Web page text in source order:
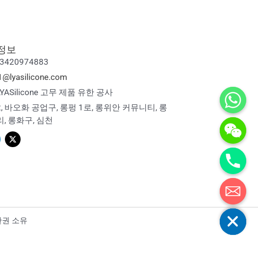
보
고무 제품 유한 공사
바오화 공업구, 롱펑 1로, 롱위안 커뮤니티, 롱
, 롱화구, 심천
X
-
트
소유
수다스러움 숨기기